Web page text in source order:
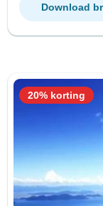
Download
20% korting